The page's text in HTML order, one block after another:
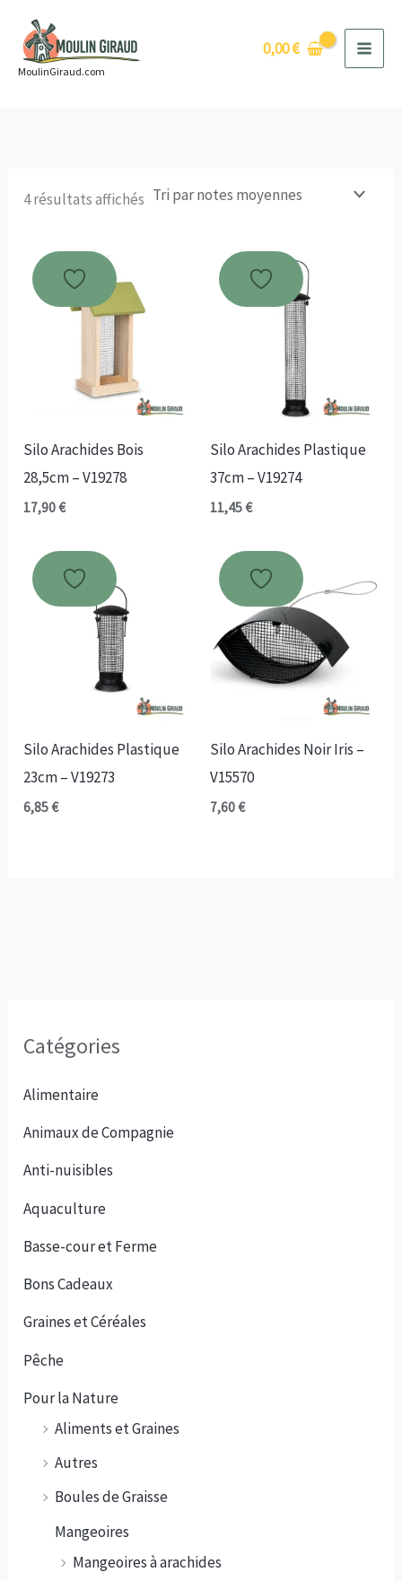
contenu
MoulinGiraud.com
0,00€
Catégories
Alimentaire
Animaux de Compagnie
Anti-nuisibles
Aquaculture
Basse-cour et Ferme
Bons Cadeaux
Graines et Céréales
Pêche
Pour la Nature
Aliments et Graines
Autres
Boules de Graisse
Mangeoires
Mangeoires à arachides
4 résultats affichés Trié
Silo Arachides Bois
28,5cm – V19278
17,90€
Silo Arachides Plastique
37cm – V19274
11,45€
Silo Arachides Plastique
23cm – V19273
6,85€
Silo Arachides Noir Iris –
V15570
7,60€